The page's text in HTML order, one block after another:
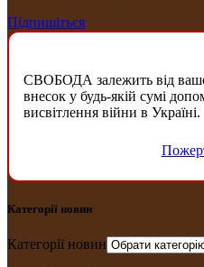
Підпишіться
СВОБОДА залежить від
внесок у будь-якій сумі
висвітлення війни в Україні.
Категорії новин
Категорії новин